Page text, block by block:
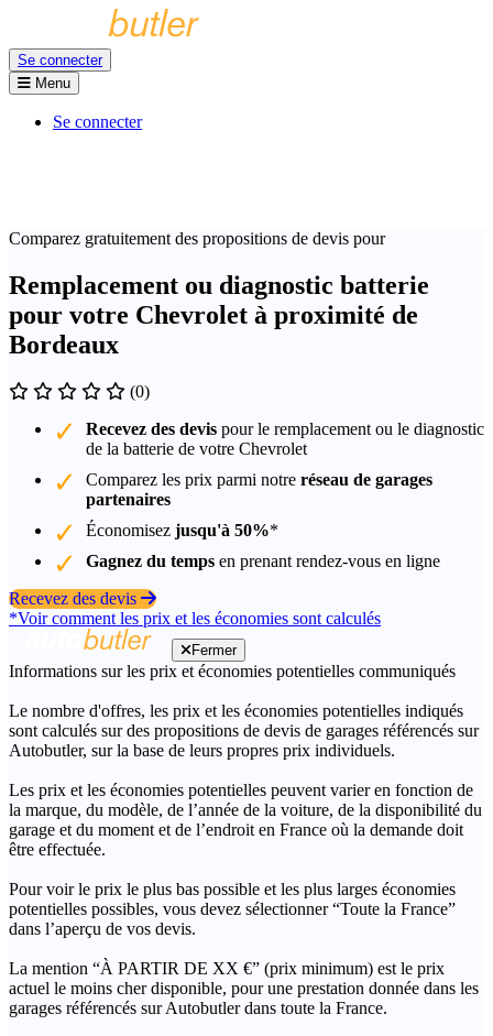
Se connecter
Menu
Se connecter
Comparez gratuitement des propositions de devis pour
Remplacement ou diagnostic batterie
pour votre Chevrolet à proximité de
Bordeaux
(0)
Recevez des devis pour le remplacement ou le diagnostic
de la batterie de votre Chevrolet
Comparez les prix parmi notre réseau de garages
partenaires
Économisez jusqu'à 50%*
Gagnez du temps en prenant rendez-vous en ligne
Recevez des devis
*Voir comment les prix et les économies sont calculés
Fermer
Informations sur les prix et économies potentielles communiqués
Le nombre d'offres, les prix et les économies potentielles indiqués
sont calculés sur des propositions de devis de garages référencés sur
Autobutler, sur la base de leurs propres prix individuels.
Les prix et les économies potentielles peuvent varier en fonction de
la marque, du modèle, de l’année de la voiture, de la disponibilité du
garage et du moment et de l’endroit en France où la demande doit
être effectuée.
Pour voir le prix le plus bas possible et les plus larges économies
potentielles possibles, vous devez sélectionner “Toute la France”
dans l’aperçu de vos devis.
La mention “À PARTIR DE XX €” (prix minimum) est le prix
actuel le moins cher disponible, pour une prestation donnée dans les
garages référencés sur Autobutler dans toute la France.